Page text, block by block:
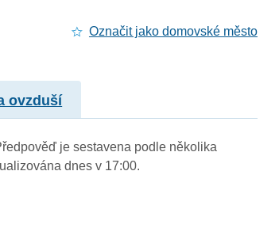
Označit jako domovské město
ovzduší
je sestavena podle několika
dnes v 17:00.